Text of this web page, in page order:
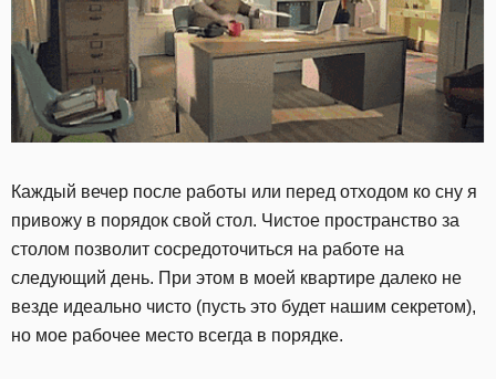
Каждый вечер после работы или перед отходом ко сну я
привожу в порядок свой стол. Чистое пространство за
столом позволит сосредоточиться на работе на
следующий день. При этом в моей квартире далеко не
везде идеально чисто (пусть это будет нашим секретом),
но мое рабочее место всегда в порядке.